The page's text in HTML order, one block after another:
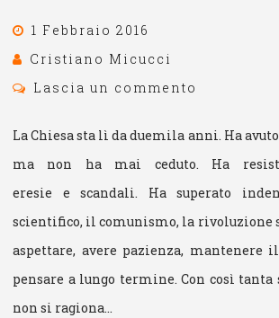
1 Febbraio 2016
Cristiano Micucci
Lascia un commento
La Chiesa sta lì da duemila anni. Ha
ma non ha mai ceduto. Ha
eresie e scandali. Ha superato
scientifico, il comunismo, la rivoluzione
aspettare, avere pazienza, mantenere
pensare a lungo termine. Con così
non si ragiona…